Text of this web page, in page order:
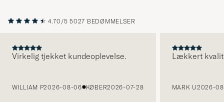
4.70/5 5027 BEDØMMELSER
Virkelig tjekket kundeoplevelse.
WILLIAM P2026-08-06 KØBER2026-07-28
Lækkert
MARK U2026-